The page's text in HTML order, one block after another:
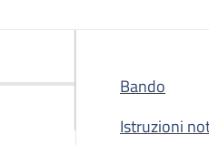
pubblico per n. 3 Posti di
Bando
Istruzioni